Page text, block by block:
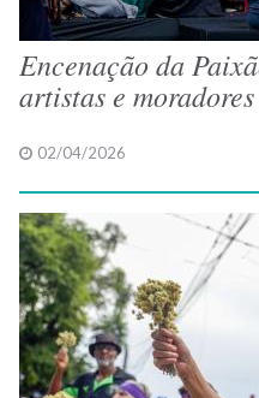
Encenação da
artistas e
02/04/2026